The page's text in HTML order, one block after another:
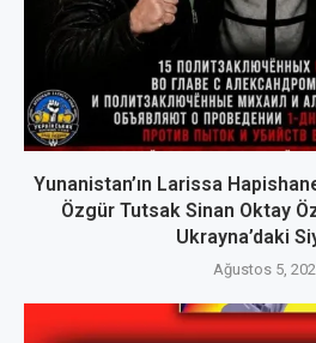
Yunanistan’ın Larissa
Özgür Tutsak Sinan Oktay
Ukrayna’daki
Ağustos 5,